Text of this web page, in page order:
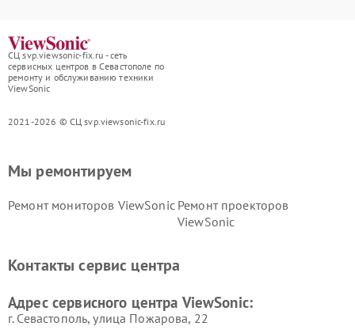
СЦ svp.viewsonic-fix.ru - сеть
сервисных центров в Севастополе по
ремонту и обслуживанию техники
ViewSonic
2021-2026 © СЦ svp.viewsonic-fix.ru
Мы ремонтируем
Ремонт мониторов ViewSonic Ремонт проекторов
ViewSonic
Контакты сервис центра
Адрес сервисного центра ViewSonic:
г. Севастополь, улица Пожарова, 22